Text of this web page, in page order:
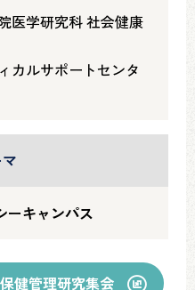
医学研究科 社会健康
カルサポートセンタ
ーキャンパス
健管理研究集会